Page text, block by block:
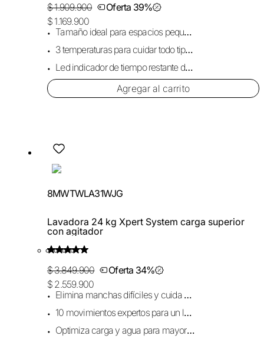
$ 1.909.900
Oferta 39%
$ 1.169.900
Tamaño ideal para espacios pequeños.
3 temperaturas para cuidar todo tipo de prendas.
Led indicador de tiempo restante de ciclo.
Agregar al carrito
8MWTWLA31WJG
Lavadora 24 kg Xpert System carga superior
con agitador
$ 3.849.900
Oferta 34%
$ 2.559.900
Elimina manchas difíciles y cuida cada prenda.
10 movimientos expertos para un lavado profundo.
Optimiza carga y agua para mayor eficiencia.